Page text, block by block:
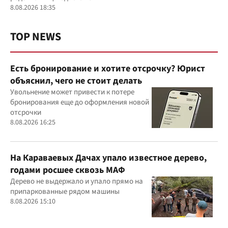
8.08.2026 18:35
TOP NEWS
Есть бронирование и хотите отсрочку? Юрист
объяснил, чего не стоит делать
Увольнение может привести к потере
бронирования еще до оформления новой
отсрочки
8.08.2026 16:25
На Караваевых Дачах упало известное дерево,
годами росшее сквозь МАФ
Дерево не выдержало и упало прямо на
припаркованные рядом машины
8.08.2026 15:10